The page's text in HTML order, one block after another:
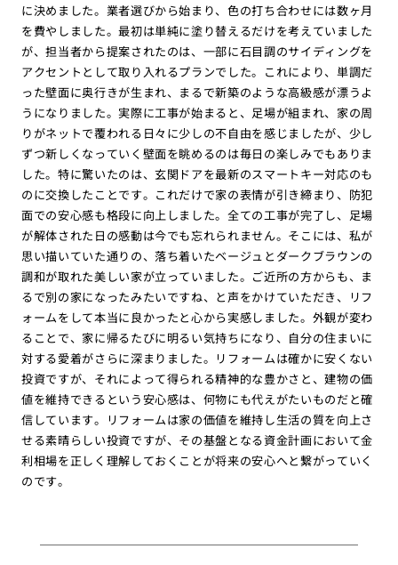
に決めました。業者選びから始まり、色の打ち合わせには数ヶ月
を費やしました。最初は単純に塗り替えるだけを考えていました
が、担当者から提案されたのは、一部に石目調のサイディングを
アクセントとして取り入れるプランでした。これにより、単調だ
った壁面に奥行きが生まれ、まるで新築のような高級感が漂うよ
うになりました。実際に工事が始まると、足場が組まれ、家の周
りがネットで覆われる日々に少しの不自由を感じましたが、少し
ずつ新しくなっていく壁面を眺めるのは毎日の楽しみでもありま
した。特に驚いたのは、玄関ドアを最新のスマートキー対応のも
のに交換したことです。これだけで家の表情が引き締まり、防犯
面での安心感も格段に向上しました。全ての工事が完了し、足場
が解体された日の感動は今でも忘れられません。そこには、私が
思い描いていた通りの、落ち着いたベージュとダークブラウンの
調和が取れた美しい家が立っていました。ご近所の方からも、ま
るで別の家になったみたいですね、と声をかけていただき、リフ
ォームをして本当に良かったと心から実感しました。外観が変わ
ることで、家に帰るたびに明るい気持ちになり、自分の住まいに
対する愛着がさらに深まりました。リフォームは確かに安くない
投資ですが、それによって得られる精神的な豊かさと、建物の価
値を維持できるという安心感は、何物にも代えがたいものだと確
信しています。リフォームは家の価値を維持し生活の質を向上さ
せる素晴らしい投資ですが、その基盤となる資金計画において金
利相場を正しく理解しておくことが将来の安心へと繋がっていく
のです。